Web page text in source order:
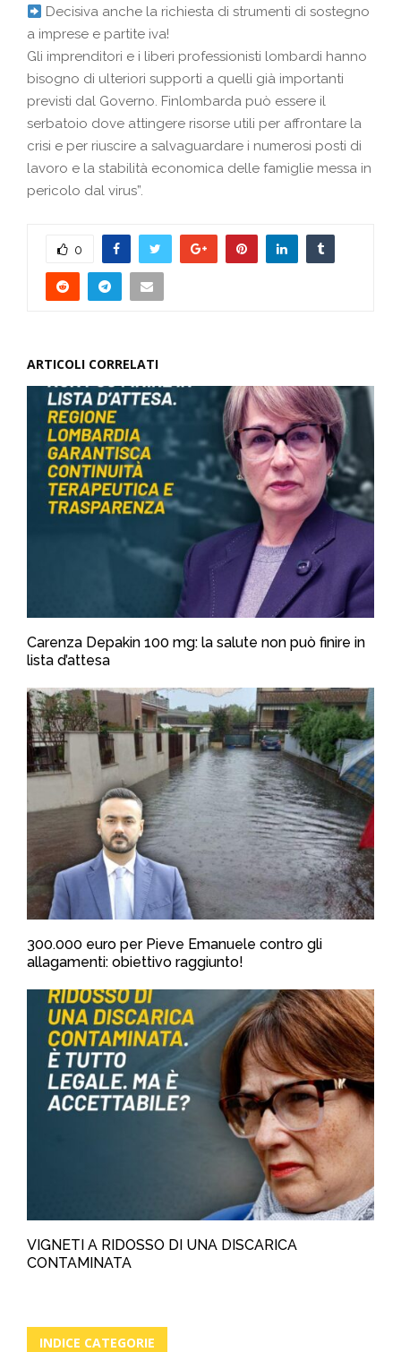
Decisiva anche la richiesta di strumenti di sostegno
a imprese e partite iva!
Gli imprenditori e i liberi professionisti lombardi hanno
bisogno di ulteriori supporti a quelli già importanti
previsti dal Governo. Finlombarda può essere il
serbatoio dove attingere risorse utili per affrontare la
crisi e per riuscire a salvaguardare i numerosi posti di
lavoro e la stabilità economica delle famiglie messa in
pericolo dal virus”.
0
ARTICOLI CORRELATI
Carenza Depakin 100 mg: la salute non può finire in
lista d’attesa
300.000 euro per Pieve Emanuele contro gli
allagamenti: obiettivo raggiunto!
VIGNETI A RIDOSSO DI UNA DISCARICA
CONTAMINATA
INDICE CATEGORIE